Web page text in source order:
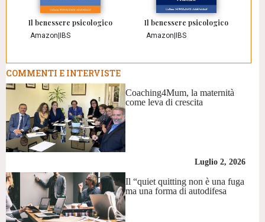
Il benessere psicologico
Amazon IBS
Il benessere psicologico
Amazon IBS
COMMENTI E INTERVISTE
Coaching4Mum, la maternità
come leva di crescita
Luglio 2, 2026
Il “quiet quitting non è una fuga
ma una forma di autodifesa